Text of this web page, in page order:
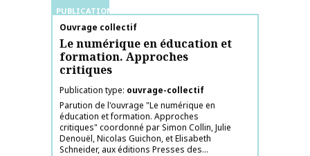
PUBLICATIONS
Publication name
Ouvrage collectif
Le numérique en éducation et
formation. Approches
critiques
Publication type ouvrage-collectif
Parution de l'ouvrage "Le numérique en
éducation et formation. Approches
critiques" coordonné par Simon Collin, Julie
Denouël, Nicolas Guichon, et Elisabeth
Schneider, aux éditions Presses des...